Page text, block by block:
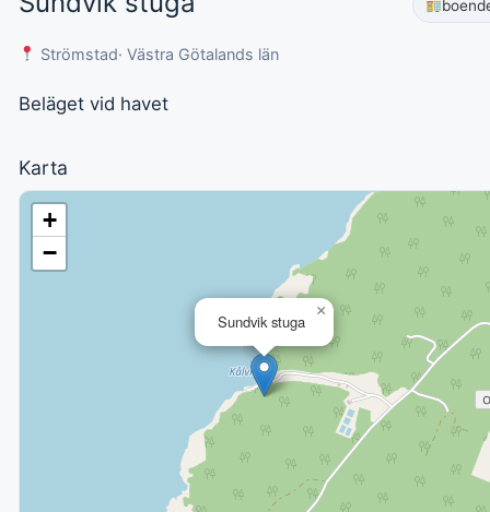
Strömstad· Västra Götalands län
Beläget vid havet
Karta
Sundvik stuga
×
+
−